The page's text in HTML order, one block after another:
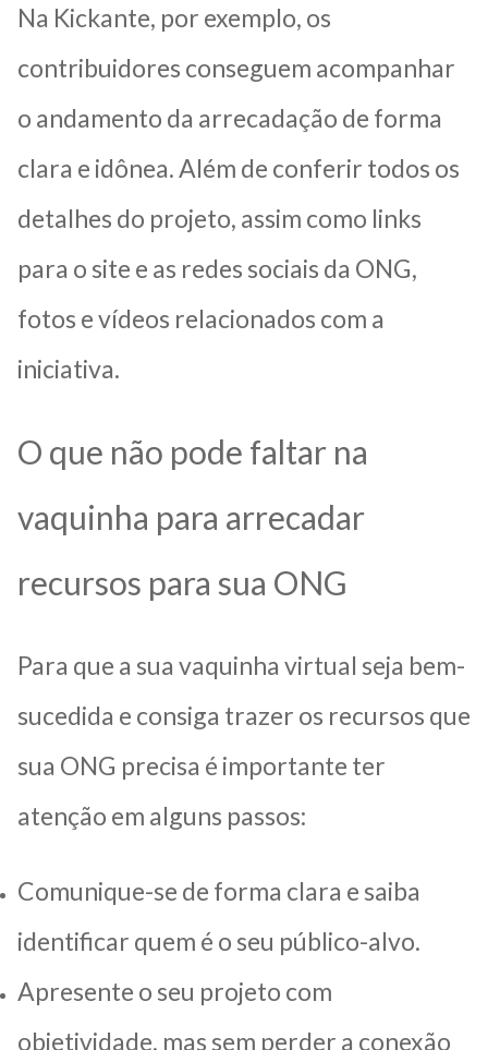
Na Kickante, por exemplo, os
contribuidores conseguem acompanhar
o andamento da arrecadação de forma
clara e idônea. Além de conferir todos os
detalhes do projeto, assim como links
para o site e as redes sociais da ONG,
fotos e vídeos relacionados com a
iniciativa.
O que não pode faltar na
vaquinha para arrecadar
recursos para sua ONG
Para que a sua vaquinha virtual seja bem-
sucedida e consiga trazer os recursos que
sua ONG precisa é importante ter
atenção em alguns passos:
Comunique-se de forma clara e saiba
identificar quem é o seu público-alvo.
Apresente o seu projeto com
objetividade, mas sem perder a conexão